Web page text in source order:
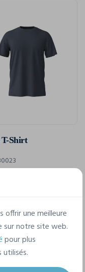
T-Shirt
sur 6
offrir une meilleure
sur notre site web.
pour plus